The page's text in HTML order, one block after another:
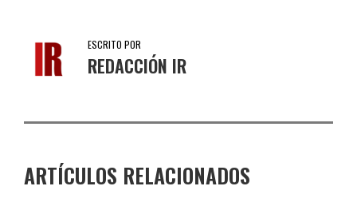
ESCRITO POR
REDACCIÓN IR
ARTÍCULOS RELACIONADOS